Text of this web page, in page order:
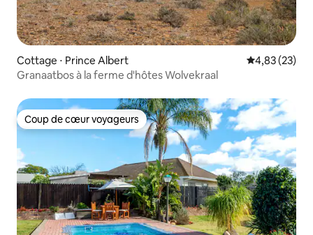
Cottage ⋅ Prince Albert Évaluation
4,83 (23)
Granaatbos à la ferme d'hôtes Wolvekraal
Coup de cœur voyageurs
Coup de cœur voyageurs